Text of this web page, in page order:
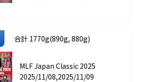
合計 1770g(890g, 880g)
MLF Japan Classic 2025
2025/11/08,2025/11/09